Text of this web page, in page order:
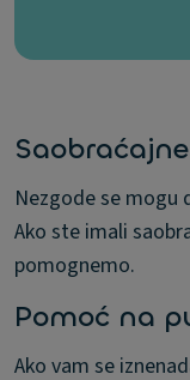
Nezgode se mogu
Ako ste imali
pomognemo.
Pomoć na
Ako vam se